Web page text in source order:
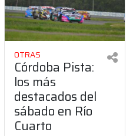
OTRAS
Córdoba Pista:
los más
destacados del
sábado en Río
Cuarto